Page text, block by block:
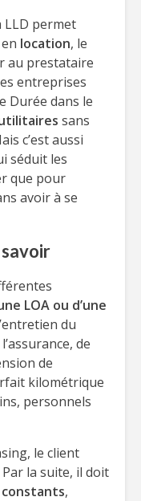
LLD permet
location, le
au prestataire
entreprises
Durée dans le
sans
c’est aussi
séduit les
que pour
avoir à se
savoir
LOA ou d’une
du
de
de
kilométrique
personnels
le client
la suite, il doit
,